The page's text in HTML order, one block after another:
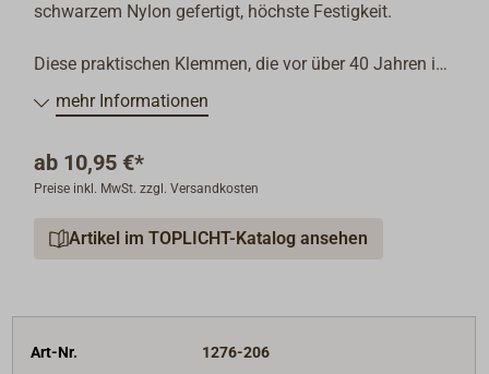
schwarzem Nylon gefertigt, höchste Festigkeit.
Diese praktischen Klemmen, die vor über 40 Jahren in
England erfunden wurden, sind aus der Segel-, Leinen-
und Bordpraxis nicht mehr wegzudenken. Inzwischen
Modelle und Ausführungen produziert, nicht nur fürs
Segeln, Surfen oder Drachenfliegen, sondern auch für
mehr Informationen
ab 10,95 €*
Preise inkl. MwSt. zzgl. Versandkosten
Artikel im TOPLICHT-Katalog ansehen
Art-Nr.
1276-206